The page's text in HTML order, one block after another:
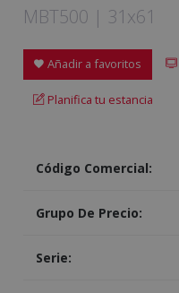
MBT500 | 31x61
Añadir a favoritos
Planifica tu estancia
Código Comercial:
Grupo De Precio:
Serie: